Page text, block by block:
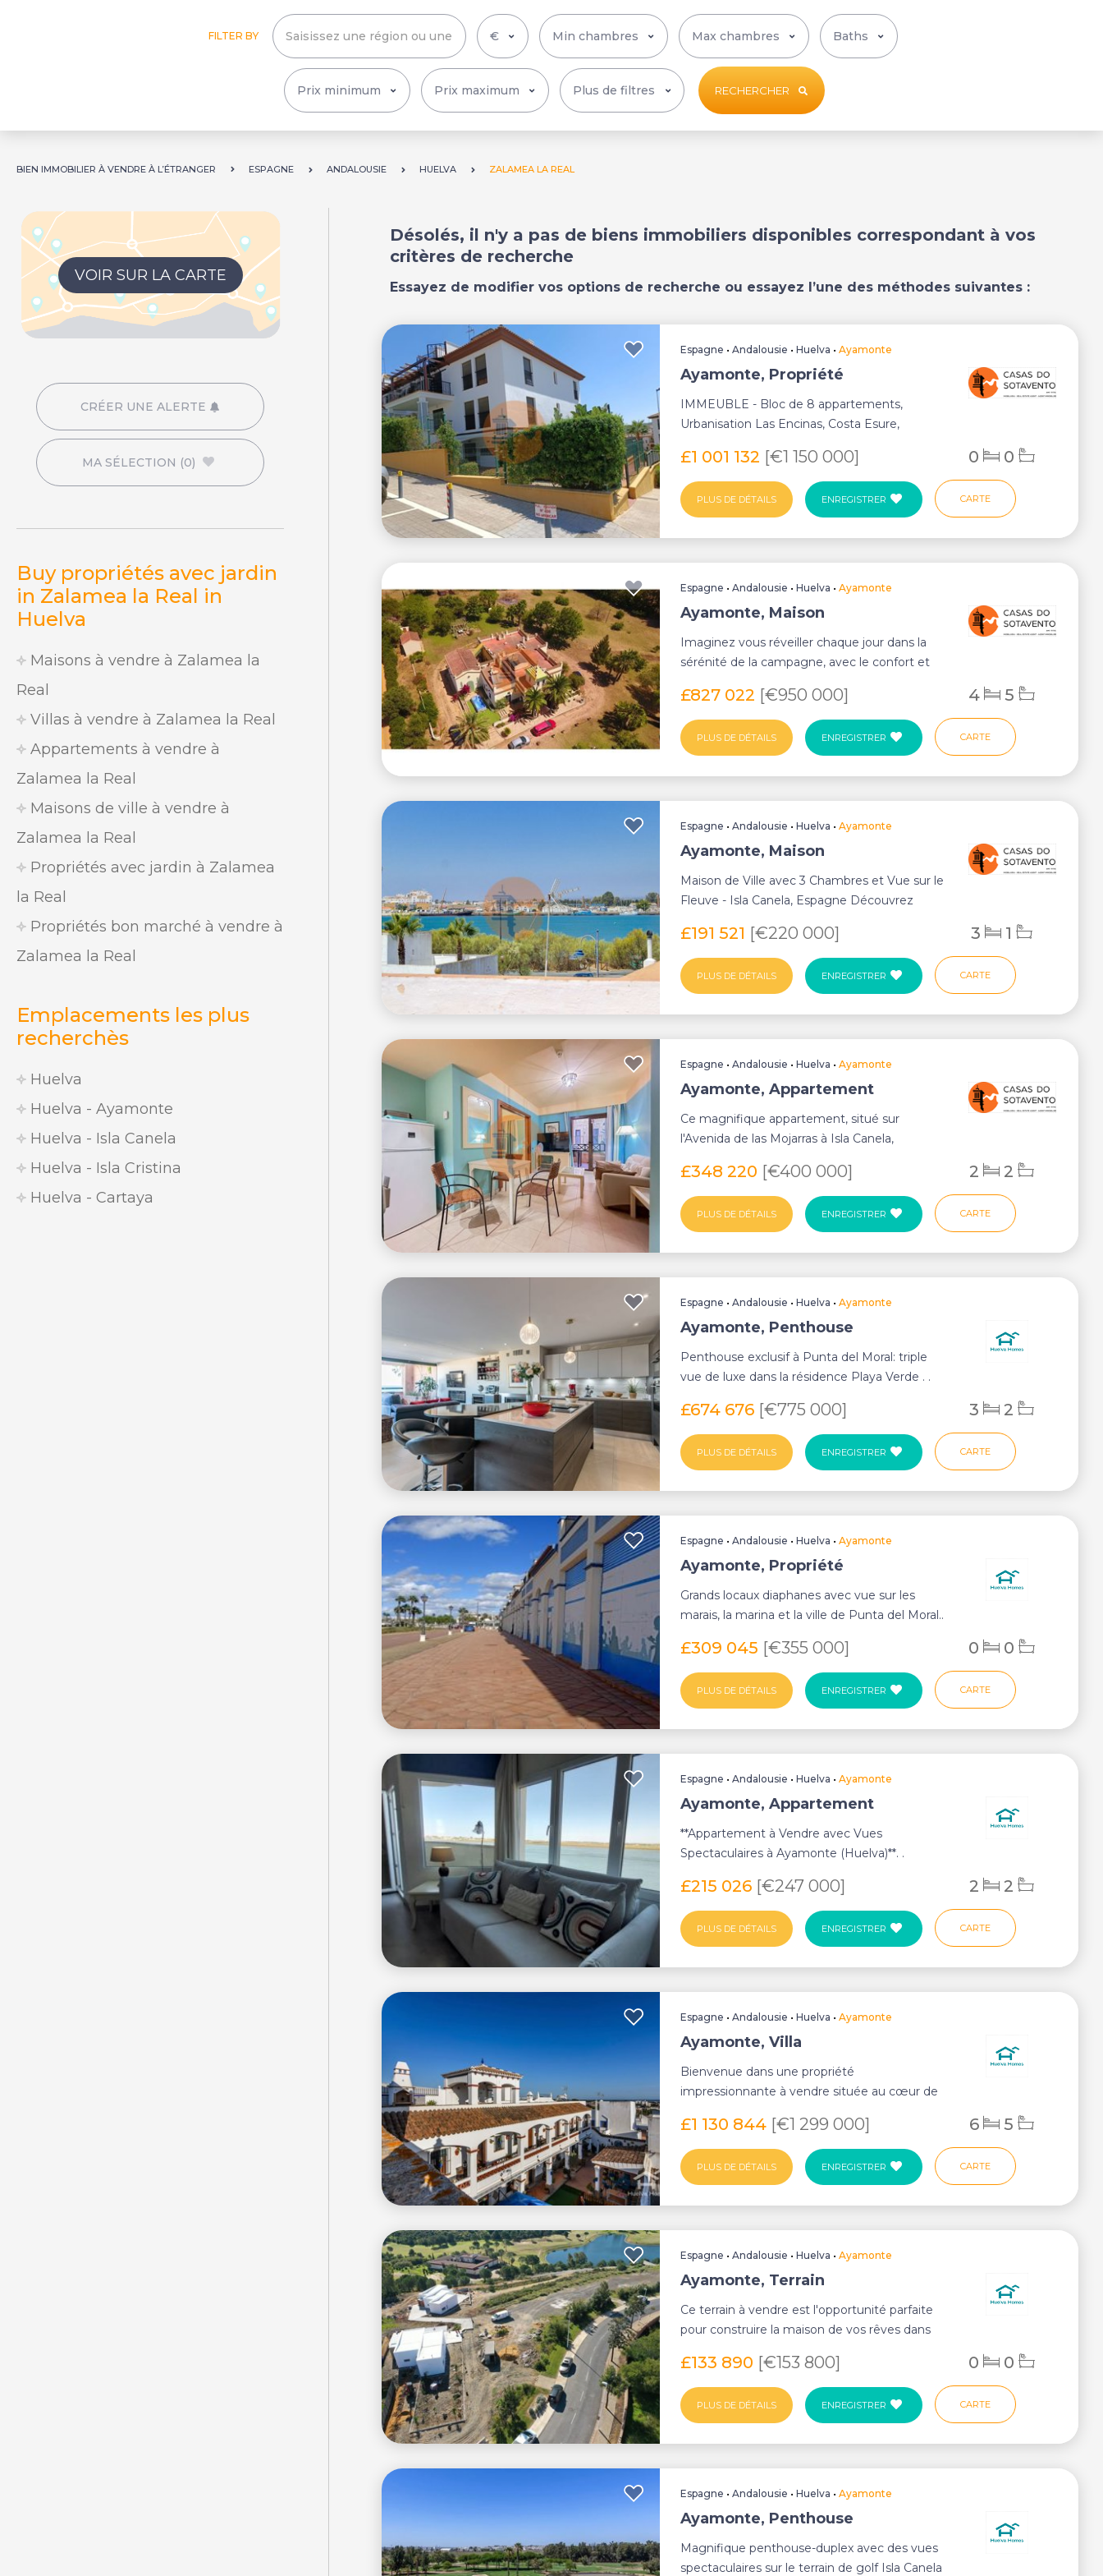
FILTER BY
Plus de filtres RECHERCHER
BIEN IMMOBILIER À VENDRE À L’ÉTRANGER ESPAGNE ANDALOUSIE HUELVA ZALAMEA LA REAL
VOIR SUR LA CARTE
CRÉER UNE ALERTE
MA SÉLECTION (0)
Buy propriétés avec jardin
in Zalamea la Real in
Huelva
Maisons à vendre à Zalamea la
Real
Villas à vendre à Zalamea la Real
Appartements à vendre à
Zalamea la Real
Maisons de ville à vendre à
Zalamea la Real
Propriétés avec jardin à Zalamea
la Real
Propriétés bon marché à vendre à
Zalamea la Real
Emplacements les plus
recherchès
Huelva
Huelva - Ayamonte
Huelva - Isla Canela
Huelva - Isla Cristina
Huelva - Cartaya
Désolés, il n'y a pas de biens immobiliers disponibles correspondant à vos
critères de recherche
Essayez de modifier vos options de recherche ou essayez l’une des méthodes suivantes :
Espagne •Andalousie •Huelva •Ayamonte
Ayamonte, Propriété
IMMEUBLE - Bloc de 8 appartements,
Urbanisation Las Encinas, Costa Esure,
£1 001 132 [€1 150 000] 0 0
PLUS DE DÉTAILS ENREGISTRER CARTE
Espagne •Andalousie •Huelva •Ayamonte
Ayamonte, Maison
Imaginez vous réveiller chaque jour dans la
sérénité de la campagne, avec le confort et
£827 022 [€950 000] 4 5
PLUS DE DÉTAILS ENREGISTRER CARTE
Espagne •Andalousie •Huelva •Ayamonte
Ayamonte, Maison
Maison de Ville avec 3 Chambres et Vue sur le
Fleuve - Isla Canela, Espagne Découvrez
£191 521 [€220 000] 3 1
PLUS DE DÉTAILS ENREGISTRER CARTE
Espagne •Andalousie •Huelva •Ayamonte
Ayamonte, Appartement
Ce magnifique appartement, situé sur
l'Avenida de las Mojarras à Isla Canela,
£348 220 [€400 000] 2 2
PLUS DE DÉTAILS ENREGISTRER CARTE
Espagne •Andalousie •Huelva •Ayamonte
Ayamonte, Penthouse
Penthouse exclusif à Punta del Moral: triple
vue de luxe dans la résidence Playa Verde . .
£674 676 [€775 000] 3 2
PLUS DE DÉTAILS ENREGISTRER CARTE
Espagne •Andalousie •Huelva •Ayamonte
Ayamonte, Propriété
Grands locaux diaphanes avec vue sur les
marais, la marina et la ville de Punta del Moral..
£309 045 [€355 000] 0 0
PLUS DE DÉTAILS ENREGISTRER CARTE
Espagne •Andalousie •Huelva •Ayamonte
Ayamonte, Appartement
**Appartement à Vendre avec Vues
Spectaculaires à Ayamonte (Huelva)**. .
£215 026 [€247 000] 2 2
PLUS DE DÉTAILS ENREGISTRER CARTE
Espagne •Andalousie •Huelva •Ayamonte
Ayamonte, Villa
Bienvenue dans une propriété
impressionnante à vendre située au cœur de
£1 130 844 [€1 299 000] 6 5
PLUS DE DÉTAILS ENREGISTRER CARTE
Espagne •Andalousie •Huelva •Ayamonte
Ayamonte, Terrain
Ce terrain à vendre est l'opportunité parfaite
pour construire la maison de vos rêves dans
£133 890 [€153 800] 0 0
PLUS DE DÉTAILS ENREGISTRER CARTE
Espagne •Andalousie •Huelva •Ayamonte
Ayamonte, Penthouse
Magnifique penthouse-duplex avec des vues
spectaculaires sur le terrain de golf Isla Canela